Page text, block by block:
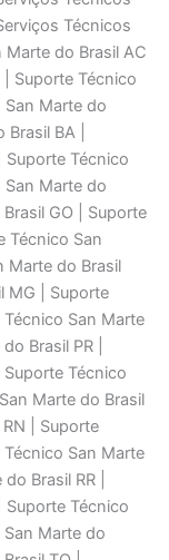
Técnicos
do Brasil AC
| Suporte Técnico
San Marte do
BA |
Suporte Técnico
San Marte do
GO | Suporte
Técnico San
Marte do Brasil
MG | Suporte
San Marte
Brasil PR |
Técnico
Marte do Brasil
| Suporte
San Marte
Brasil RR |
Suporte Técnico
Marte do